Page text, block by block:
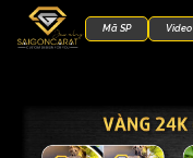
Mã SP Video